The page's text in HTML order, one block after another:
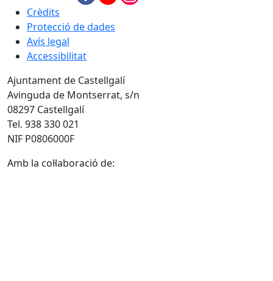
Crèdits
Protecció de dades
Avís legal
Accessibilitat
Ajuntament de Castellgalí
Avinguda de Montserrat, s/n
08297 Castellgalí
Tel. 938 330 021
NIF P0806000F
Amb la col·laboració de: